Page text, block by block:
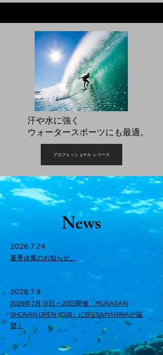
汗や水に強く
​ウォータースポーツにも最適。
プロフェッショナル シリーズ
News
​2026.7.24
​夏季休業のお知らせ。
​2026.7.9
2026年7月19日～20日開催「MURASAKI
SHONAN OPEN 2026」にBRISAMARINAが協
賛！